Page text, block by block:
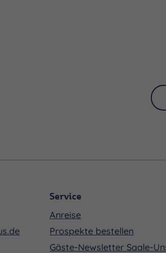
Service
Anreise
Prospekte bestellen
Gäste-Newsletter Saale-